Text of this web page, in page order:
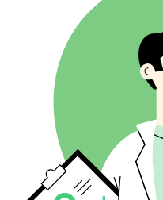
相关关键词
问题挖掘
相关问题
自动补全
失效反链
锚文本分布
反链位置
链接域名后缀
批量反链分析
AI 去人机痕迹
AI 文章改写
释义工具
AI 标题生成器
AI 提纲生成器
翻译工具